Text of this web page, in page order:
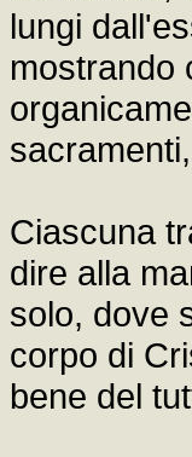
lungi
mostrando
Ciascuna
dire alla
solo, dove
corpo di
bene del